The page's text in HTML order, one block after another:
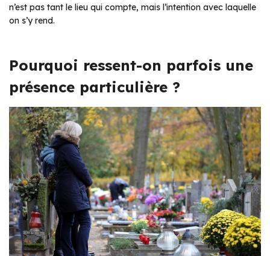
n’est pas tant le lieu qui compte, mais l’intention avec laquelle
on s’y rend.
Pourquoi ressent-on parfois une
présence particulière ?